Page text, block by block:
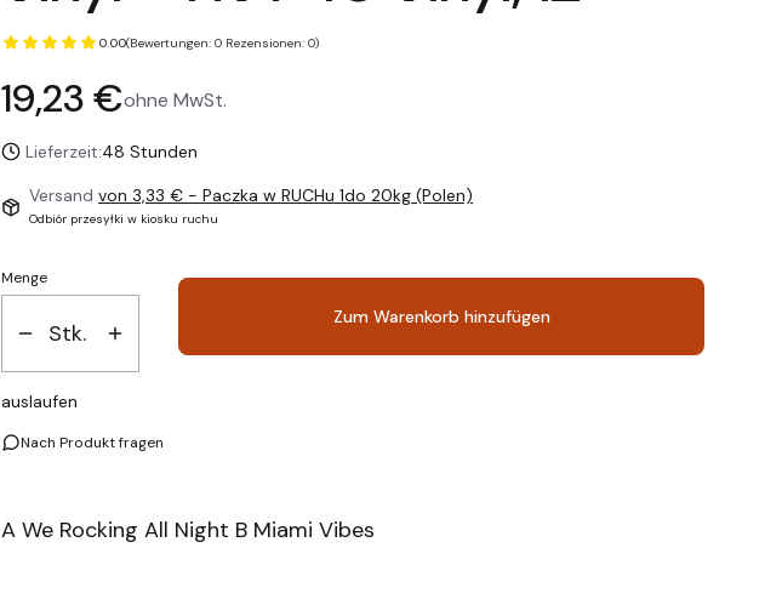
0.00(Bewertungen: 0 Rezensionen: 0)
Preis
19,23 €ohne MwSt.
Lieferzeit:48 Stunden
Versand von 3,33 € - Paczka w RUCHu 1do 20kg (Polen)
Odbiór przesyłki w kiosku ruchu
Menge
Stk.
Zum Warenkorb hinzufügen
auslaufen
Nach Produkt fragen
A We Rocking All Night B Miami Vibes